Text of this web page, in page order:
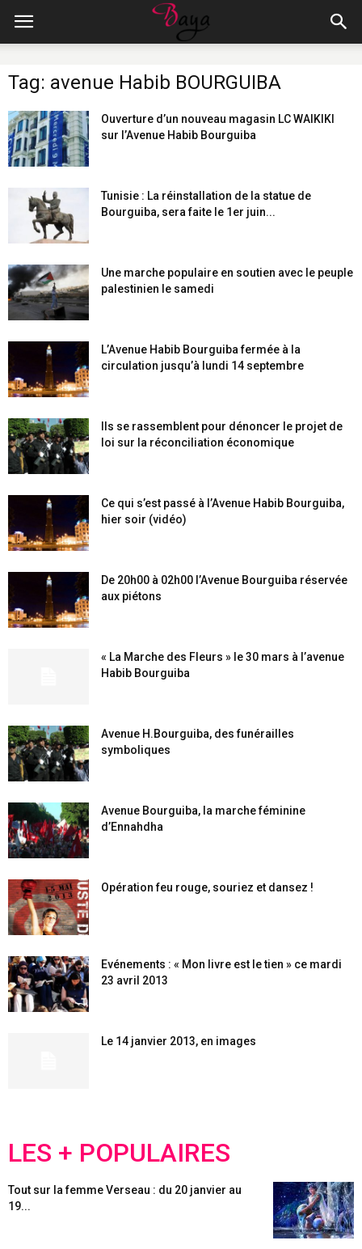
Tag: avenue Habib BOURGUIBA
Ouverture d’un nouveau magasin LC WAIKIKI
sur l’Avenue Habib Bourguiba
Tunisie : La réinstallation de la statue de
Bourguiba, sera faite le 1er juin...
Une marche populaire en soutien avec le peuple
palestinien le samedi
L’Avenue Habib Bourguiba fermée à la
circulation jusqu’à lundi 14 septembre
Ils se rassemblent pour dénoncer le projet de
loi sur la réconciliation économique
Ce qui s’est passé à l’Avenue Habib Bourguiba,
hier soir (vidéo)
De 20h00 à 02h00 l’Avenue Bourguiba réservée
aux piétons
« La Marche des Fleurs » le 30 mars à l’avenue
Habib Bourguiba
Avenue H.Bourguiba, des funérailles
symboliques
Avenue Bourguiba, la marche féminine
d’Ennahdha
Opération feu rouge, souriez et dansez !
Evénements : « Mon livre est le tien » ce mardi
23 avril 2013
Le 14 janvier 2013, en images
LES + POPULAIRES
Tout sur la femme Verseau : du 20 janvier au
19...